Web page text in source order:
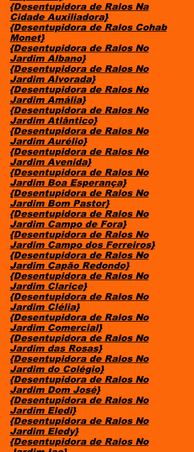
{Desentupidora de Ralos Na
Cidade Auxiliadora}
{Desentupidora de Ralos Cohab
Monet}
{Desentupidora de Ralos No
Jardim Albano}
{Desentupidora de Ralos No
Jardim Alvorada}
{Desentupidora de Ralos No
Jardim Amália}
{Desentupidora de Ralos No
Jardim Atlântico}
{Desentupidora de Ralos No
Jardim Aurélio}
{Desentupidora de Ralos No
Jardim Avenida}
{Desentupidora de Ralos No
Jardim Boa Esperança}
{Desentupidora de Ralos No
Jardim Bom Pastor}
{Desentupidora de Ralos No
Jardim Campo de Fora}
{Desentupidora de Ralos No
Jardim Campo dos Ferreiros}
{Desentupidora de Ralos No
Jardim Capão Redondo}
{Desentupidora de Ralos No
Jardim Clarice}
{Desentupidora de Ralos No
Jardim Clélia}
{Desentupidora de Ralos No
Jardim Comercial}
{Desentupidora de Ralos No
Jardim das Rosas}
{Desentupidora de Ralos No
Jardim do Colégio}
{Desentupidora de Ralos No
Jardim Dom José}
{Desentupidora de Ralos No
Jardim Eledi}
{Desentupidora de Ralos No
Jardim Eledy}
{Desentupidora de Ralos No